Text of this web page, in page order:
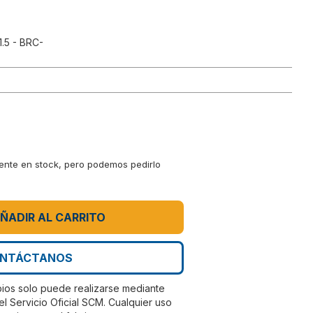
- BRC-
en stock, pero podemos pedirlo
AL CARRITO
solo puede realizarse mediante
Servicio Oficial SCM. Cualquier uso